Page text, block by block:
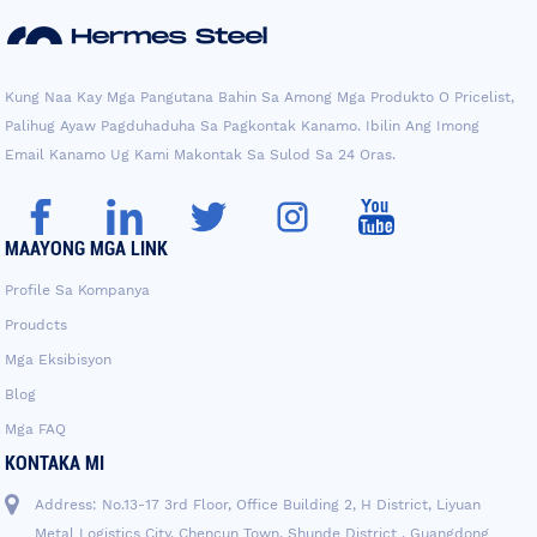
Kung Naa Kay Mga Pangutana Bahin Sa Among Mga Produkto O Pricelist,
Palihug Ayaw Pagduhaduha Sa Pagkontak Kanamo. Ibilin Ang Imong
Email Kanamo Ug Kami Makontak Sa Sulod Sa 24 Oras.
MAAYONG MGA LINK
Profile Sa Kompanya
Proudcts
Mga Eksibisyon
Blog
Mga FAQ
KONTAKA MI
Address: No.13-17 3rd Floor, Office Building 2, H District, Liyuan